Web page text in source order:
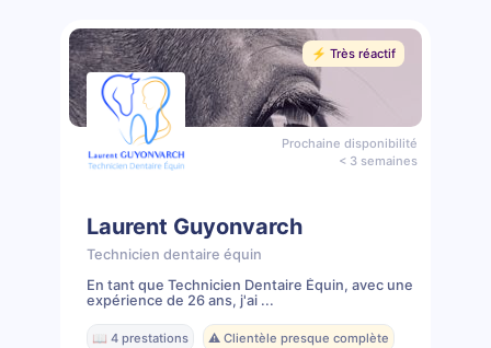
⚡️ Très réactif
Prochaine disponibilité
< 3 semaines
Laurent Guyonvarch
Technicien dentaire équin
En tant que Technicien Dentaire Équin, avec une
expérience de 26 ans, j'ai ...
📖 4 prestations ⚠️ Clientèle presque complète